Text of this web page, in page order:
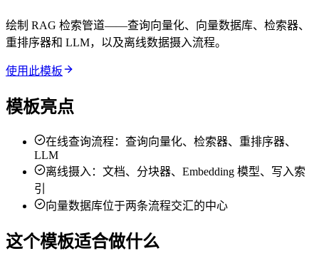
绘制 RAG 检索管道——查询向量化、向量数据库、检索器、
重排序器和 LLM，以及离线数据摄入流程。
使用此模板
模板亮点
在线查询流程：查询向量化、检索器、重排序器、
LLM
离线摄入：文档、分块器、Embedding 模型、写入索
引
向量数据库位于两条流程交汇的中心
这个模板适合做什么